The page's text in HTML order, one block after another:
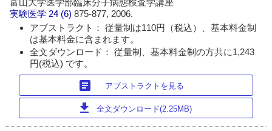
富山大学医学部臨床分子病態検査学講座
実験医学 24 (6)875-877, 2006.
アブストラクト： 従量制は110円（税込）、基本料金制
は基本料金に含まれます。
全文ダウンロード： 従量制、基本料金制の方共に1,243
円(税込) です。
article アブストラクトを見る
download 全文ダウンロード(2.25MB)